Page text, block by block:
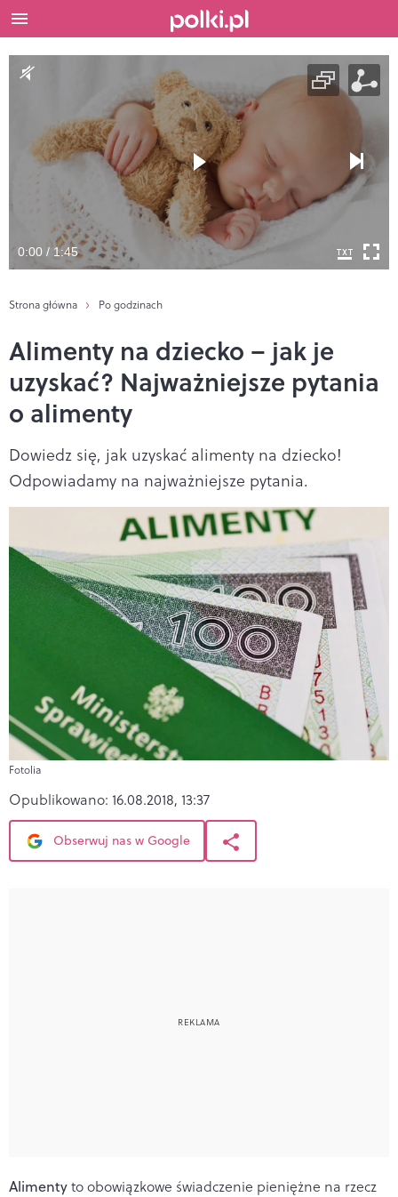
0:00 / 1:45
Strona główna Po godzinach
Alimenty na dziecko – jak je
uzyskać? Najważniejsze pytania
o alimenty
Dowiedz się, jak uzyskać alimenty na dziecko!
Odpowiadamy na najważniejsze pytania.
Fotolia
Opublikowano: 16.08.2018, 13:37
Obserwuj nas w Google
Alimentyto obowiązkowe świadczenie pieniężne na rzecz